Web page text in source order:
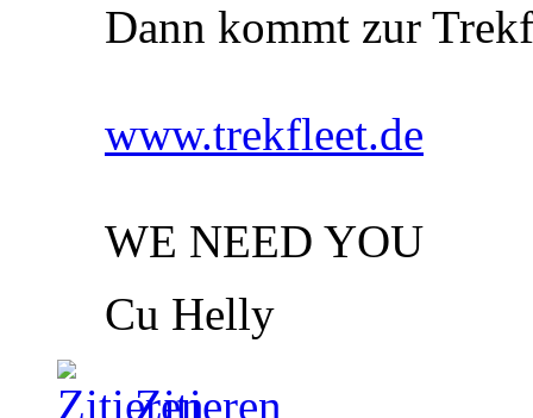
Dann kommt zur
www.trekfleet.de
WE NEED YOU
Cu Helly
Zitieren